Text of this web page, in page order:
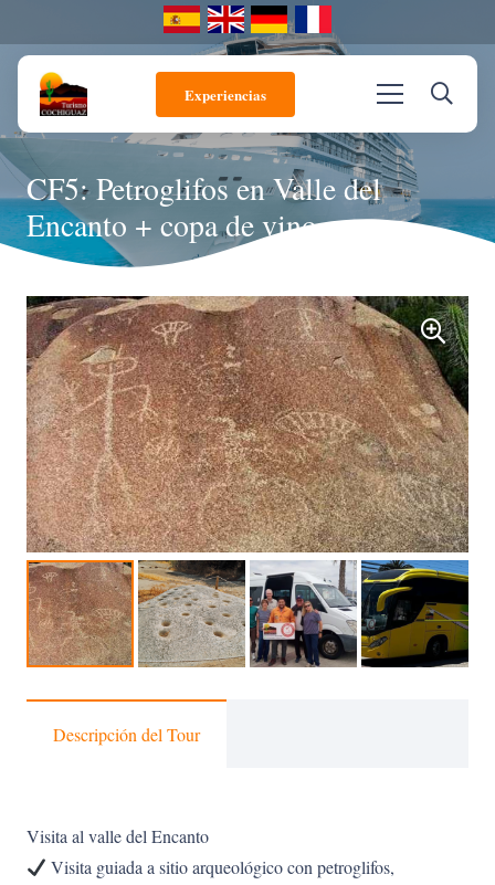
Experiencias
CF5: Petroglifos en Valle del
Encanto + copa de vino
Descripción del Tour
Visita al valle del Encanto
Visita guiada a sitio arqueológico con petroglifos,